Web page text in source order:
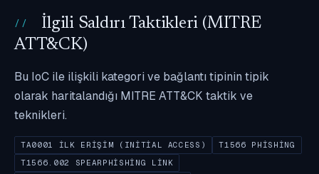
İlgili Saldırı Taktikleri (MITRE
ATT&CK)
Bu IoC ile ilişkili kategori ve bağlantı tipinin tipik
olarak haritalandığı MITRE ATT&CK taktik ve
teknikleri.
TA0001 İLK ERIŞIM (INITIAL ACCESS)
T1566 PHISHING
T1566.002 SPEARPHISHING LINK